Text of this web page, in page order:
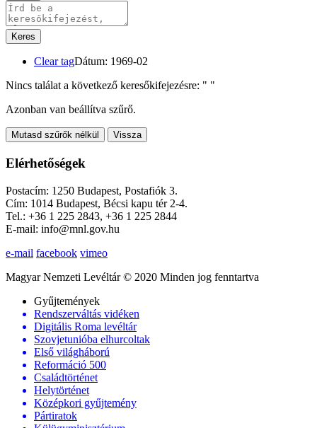
Keres
Clear tagDátum: 1969-02
Nincs találat a következő keresőkifejezésre: " "
Azonban van beállítva szűrő.
Mutasd szűrők nélkül Vissza
Elérhetőségek
Postacím: 1250 Budapest, Postafiók 3.
Cím: 1014 Budapest, Bécsi kapu tér 2-4.
Tel.: +36 1 225 2843, +36 1 225 2844
E-mail: info@mnl.gov.hu
e-mail facebook vimeo
Magyar Nemzeti Levéltár © 2020 Minden jog fenntartva
Gyűjtemények
Rendszerváltás vidéken
Digitális Roma levéltár
Szovjetunióba elhurcoltak
Első világháború
Reformáció 500
Családtörténet
Helytörténet
Középkori gyűjtemény
Pártiratok